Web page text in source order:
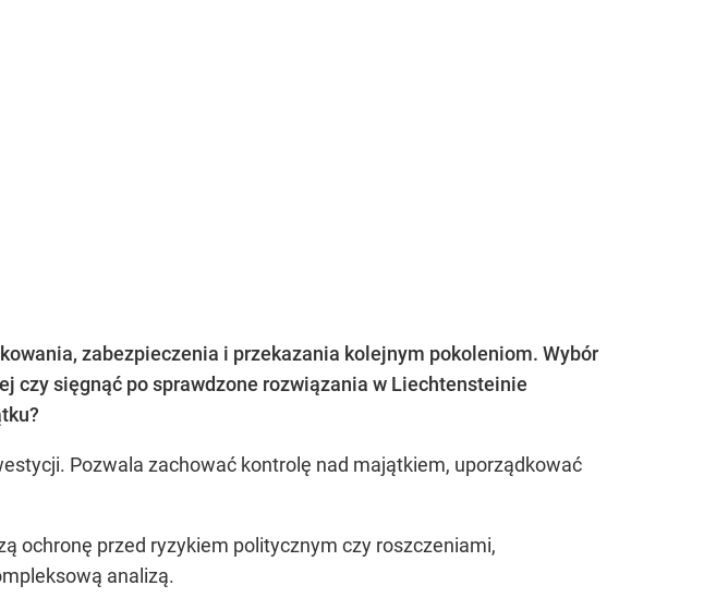
zabezpieczenia i przekazania kolejnym pokoleniom. Wybór
czy sięgnąć po sprawdzone rozwiązania w Liechtensteinie
Pozwala zachować kontrolę nad majątkiem, uporządkować
ochronę przed ryzykiem politycznym czy roszczeniami,
analizą.